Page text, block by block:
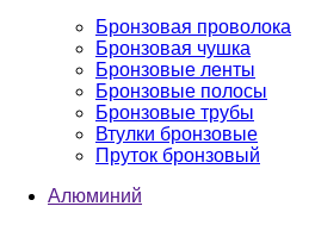
Бронзовая проволока
Бронзовая чушка
Бронзовые ленты
Бронзовые полосы
Бронзовые трубы
Втулки бронзовые
Пруток бронзовый
Алюминий